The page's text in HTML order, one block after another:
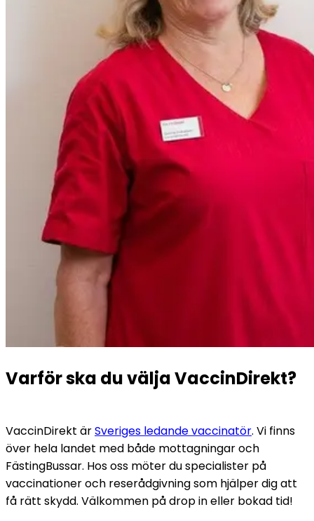
Varför ska du välja VaccinDirekt?
VaccinDirekt är Sveriges ledande vaccinatör. Vi finns
över hela landet med både mottagningar och
FästingBussar. Hos oss möter du specialister på
vaccinationer och reserådgivning som hjälper dig att
få rätt skydd. Välkommen på drop in eller bokad tid!